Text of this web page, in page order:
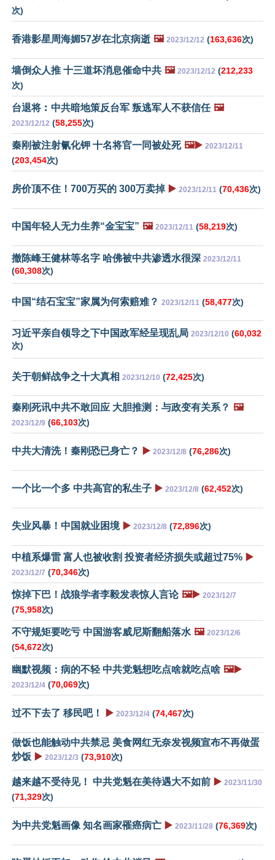
次)
香港影星周海媚57岁在北京病逝 🖼️ 2023/12/12 (163,636次)
墙倒众人推 十三道坏消息催命中共 🖼️ 2023/12/12 (212,233
次)
台退将︰中共暗地策反台军 叛逃军人不获信任 🖼️
2023/12/12 (58,255次)
秦刚被注射氰化钾 十名将官一同被处死 🖼️▶️ 2023/12/11
(203,454次)
房价顶不住！700万买的 300万卖掉 ▶️ 2023/12/11 (70,436次)
中国年轻人无力生养“金宝宝” 🖼️ 2023/12/11 (58,219次)
撤陈峰王健林等名字 哈佛被中共渗透水很深 2023/12/11
(60,308次)
中国“结石宝宝”家属为何索赔难？ 2023/12/11 (58,477次)
习近平亲自领导之下中国政军经呈现乱局 2023/12/10 (60,032
次)
关于朝鲜战争之十大真相 2023/12/10 (72,425次)
秦刚死讯中共不敢回应 大胆推测：与政变有关系？ 🖼️
2023/12/9 (66,103次)
中共大清洗！秦刚恐已身亡？ ▶️ 2023/12/8 (76,286次)
一个比一个多 中共高官的私生子 ▶️ 2023/12/8 (62,452次)
失业风暴！中国就业困境 ▶️ 2023/12/8 (72,896次)
中植系爆雷 富人也被收割 投资者经济损失或超过75% ▶️
2023/12/7 (70,346次)
惊掉下巴！战狼学者李毅发表惊人言论 🖼️▶️ 2023/12/7
(75,958次)
不守规矩要吃亏 中国游客威尼斯翻船落水 🖼️ 2023/12/6
(54,672次)
幽默视频：病的不轻 中共党魁想吃点啥就吃点啥 🖼️▶️
2023/12/4 (70,069次)
过不下去了 移民吧！ ▶️ 2023/12/4 (74,467次)
做饭也能触动中共禁忌 美食网红无奈发视频宣布不再做蛋
炒饭 ▶️ 2023/12/3 (73,910次)
越来越不受待见！ 中共党魁在美待遇大不如前 ▶️ 2023/11/30
(71,329次)
为中共党魁画像 知名画家罹癌病亡 ▶️ 2023/11/28 (76,369次)